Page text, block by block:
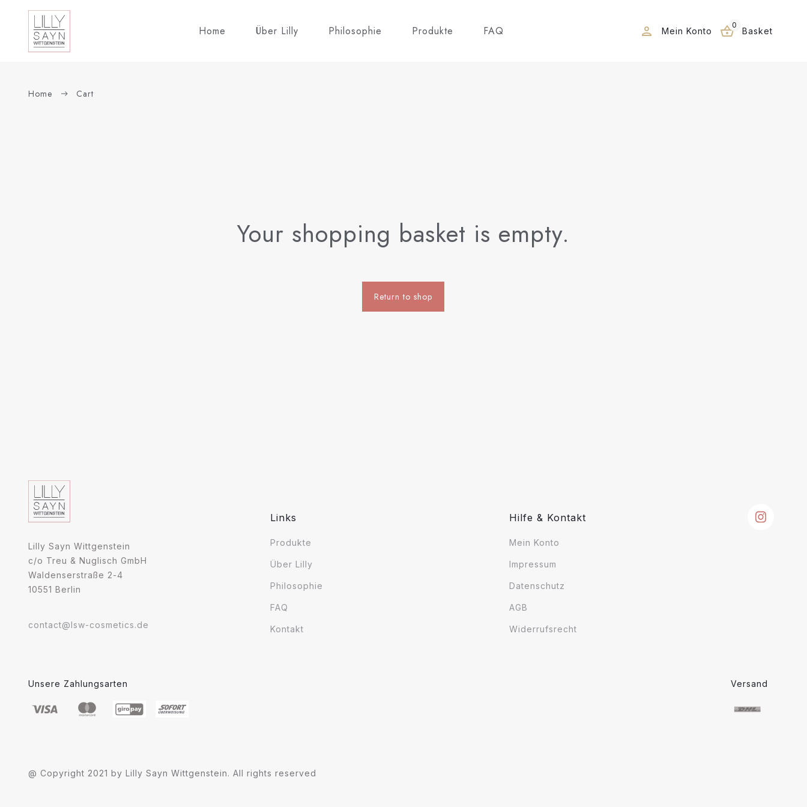
Home Über Lilly Philosophie Produkte FAQ Mein Konto
0
Basket
Home Cart
Your shopping basket is empty.
Return to shop
Lilly Sayn Wittgenstein
c/o Treu & Nuglisch GmbH
Waldenserstraße 2-4
10551 Berlin
contact@lsw-cosmetics.de
Links
Produkte
Über Lilly
Philosophie
FAQ
Kontakt
Hilfe & Kontakt
Mein Konto
Impressum
Datenschutz
AGB
Widerrufsrecht
Unsere Zahlungsarten Versand
@ Copyright 2021 by Lilly Sayn Wittgenstein. All rights reserved